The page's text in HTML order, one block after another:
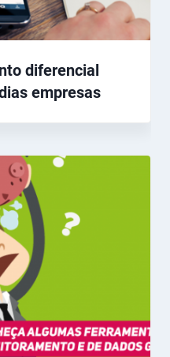
diferencial
empresas